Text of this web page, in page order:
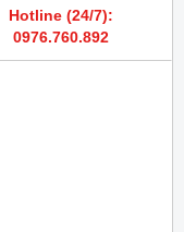
huyndai, shacman
Hotline (24/7):
0976.760.892